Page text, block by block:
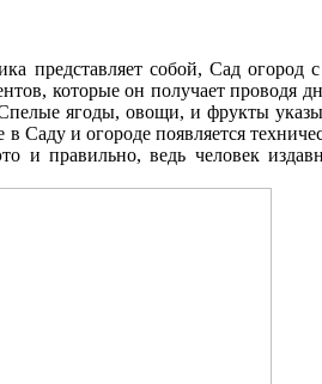
представляет собой, Cад
которые он получает
ягоды, овощи, и фрукты
и огороде появляется
правильно, ведь человек